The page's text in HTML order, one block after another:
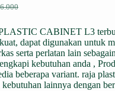
CABINET L3
dapat digunakan untuk
serta perlatan lain
kebutuhan anda ,
beberapa variant. raja
lainnya dengan